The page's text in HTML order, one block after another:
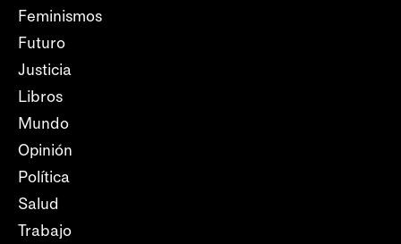
Feminismos
Futuro
Justicia
Libros
Mundo
Opinión
Política
Salud
Trabajo